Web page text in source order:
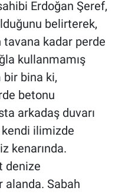
Erdoğan Şeref,
belirterek,
kadar perde
kullanmamış
bir bina ki,
betonu
arkadaş duvarı
ilimizde
kenarında.
denize
alanda. Sabah